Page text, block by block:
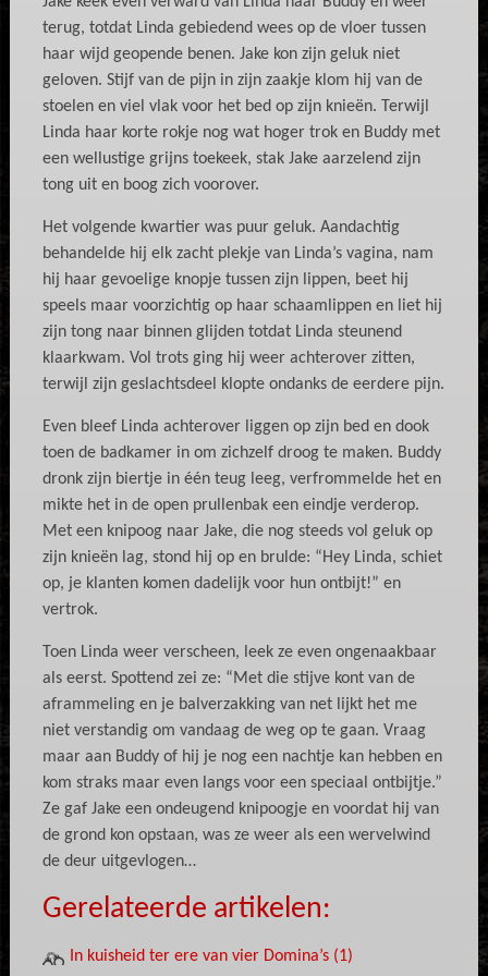
terug, totdat Linda gebiedend wees op de vloer tussen
haar wijd geopende benen. Jake kon zijn geluk niet
geloven. Stijf van de pijn in zijn zaakje klom hij van de
stoelen en viel vlak voor het bed op zijn knieën. Terwijl
Linda haar korte rokje nog wat hoger trok en Buddy met
een wellustige grijns toekeek, stak Jake aarzelend zijn
tong uit en boog zich voorover.
Het volgende kwartier was puur geluk. Aandachtig
behandelde hij elk zacht plekje van Linda’s vagina, nam
hij haar gevoelige knopje tussen zijn lippen, beet hij
speels maar voorzichtig op haar schaamlippen en liet hij
zijn tong naar binnen glijden totdat Linda steunend
klaarkwam. Vol trots ging hij weer achterover zitten,
terwijl zijn geslachtsdeel klopte ondanks de eerdere pijn.
Even bleef Linda achterover liggen op zijn bed en dook
toen de badkamer in om zichzelf droog te maken. Buddy
dronk zijn biertje in één teug leeg, verfrommelde het en
mikte het in de open prullenbak een eindje verderop.
Met een knipoog naar Jake, die nog steeds vol geluk op
zijn knieën lag, stond hij op en brulde: “Hey Linda, schiet
op, je klanten komen dadelijk voor hun ontbijt!” en
vertrok.
Toen Linda weer verscheen, leek ze even ongenaakbaar
als eerst. Spottend zei ze: “Met die stijve kont van de
aframmeling en je balverzakking van net lijkt het me
niet verstandig om vandaag de weg op te gaan. Vraag
maar aan Buddy of hij je nog een nachtje kan hebben en
kom straks maar even langs voor een speciaal ontbijtje.”
Ze gaf Jake een ondeugend knipoogje en voordat hij van
de grond kon opstaan, was ze weer als een wervelwind
de deur uitgevlogen…
Gerelateerde artikelen:
In kuisheid ter ere van vier Domina’s (1)